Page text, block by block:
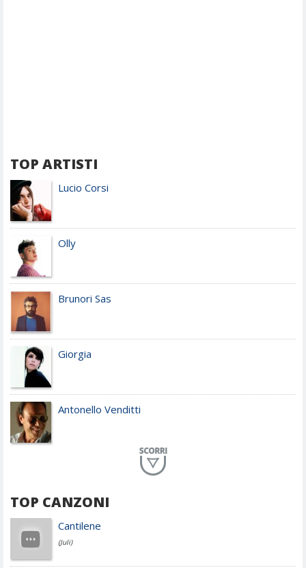
TOP ARTISTI
Lucio Corsi
Olly
Brunori Sas
Giorgia
Antonello Venditti
Achille Lauro
TOP CANZONI
Cantilene
(Juli)